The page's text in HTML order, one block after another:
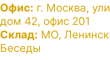
Офис: г. Москва,
дом 42, офис 201
Склад: МО,
Беседы